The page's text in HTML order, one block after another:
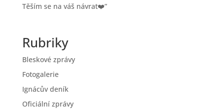
Těším se na váš návrat❤️”
Rubriky
Bleskové zprávy
Fotogalerie
Ignácův deník
Oficiální zprávy